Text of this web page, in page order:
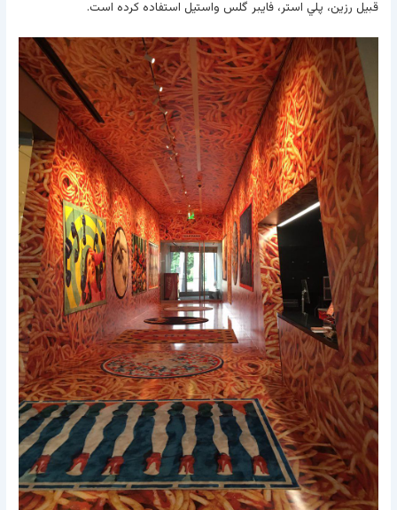
قبيل رزين، پلي استر، فايبر گلس واستيل استفاده کرده است.